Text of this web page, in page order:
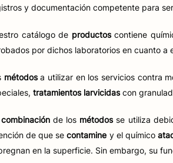
y documentación competente para
catálogo de productoscontiene
por dichos laboratorios en cuanto a
métodosa utilizar en los servicios contra
tratamientos larvicidascon
combinación de los métodosse utiliza
de que secontamine y el químico
en la superficie. Sin embargo, su